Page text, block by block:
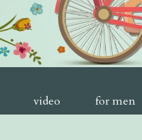
video for men